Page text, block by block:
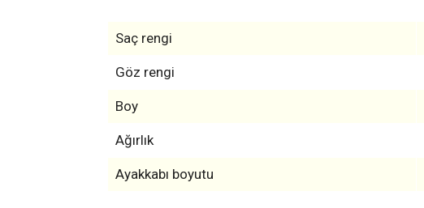
Saç rengi
Göz rengi
Boy
Ağırlık
Ayakkabı boyutu